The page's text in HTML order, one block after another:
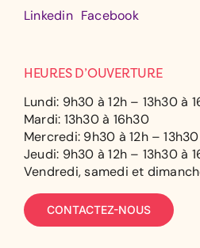
Linkedin Facebook
HEURES D’OUVERTURE
Lundi: 9h30 à 12h – 13h30 à
Mardi: 13h30 à 16h30
Mercredi: 9h30 à 12h –
Jeudi: 9h30 à 12h – 13h30 à
Vendredi, samedi et
CONTACTEZ-NOUS